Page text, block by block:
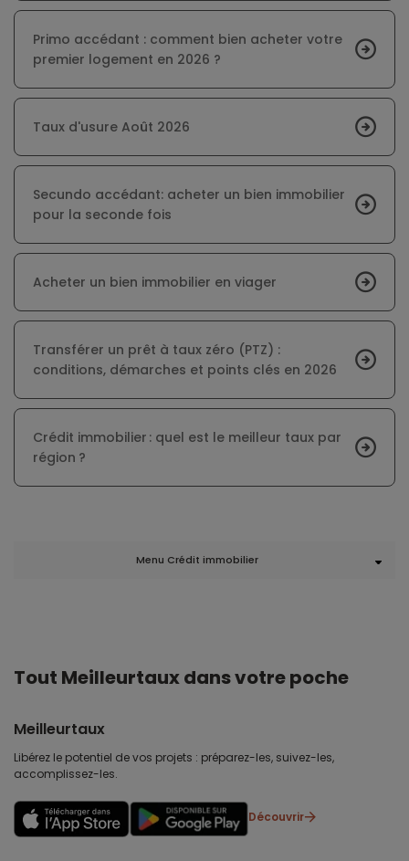
Primo accédant : comment bien acheter votre
premier logement en 2026 ?
Taux d'usure Août 2026
Secundo accédant: acheter un bien immobilier
pour la seconde fois
Acheter un bien immobilier en viager
Transférer un prêt à taux zéro (PTZ) :
conditions, démarches et points clés en 2026
Crédit immobilier : quel est le meilleur taux par
région ?
Menu Crédit immobilier
Tout Meilleurtaux dans votre poche
Meilleurtaux
Libérez le potentiel de vos projets : préparez-les, suivez-les,
accomplissez-les.
Découvrir